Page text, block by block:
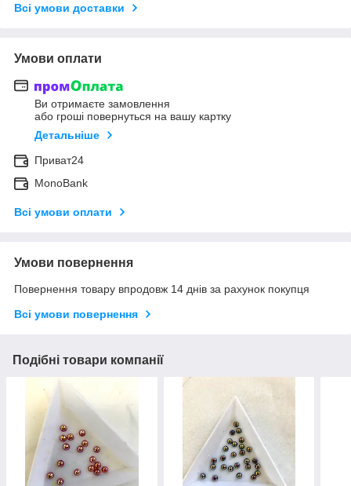
Всі умови доставки
Умови оплати
Ви отримаєте замовлення
або гроші повернуться на вашу картку
Детальніше
Приват24
MonoBank
Всі умови оплати
Умови повернення
Повернення товару впродовж 14 днів за рахунок покупця
Всі умови повернення
Подібні товари компанії